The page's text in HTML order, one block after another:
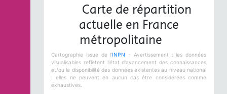
Carte de répartition
actuelle en France
métropolitaine
Cartographie issue de l'INPN
- Avertissement : les données
visualisables reflètent l'état d'avancement des connaissances
et/ou la disponibilité des données existantes au niveau national
: elles ne peuvent en aucun cas être considérées comme
exhaustives.